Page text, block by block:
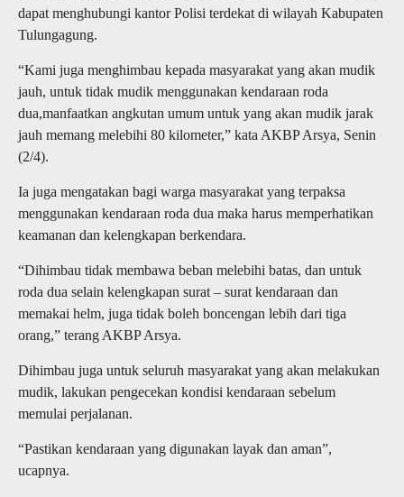
dapat menghubungi kantor Polisi terdekat di wilayah Kabupaten
Tulungagung.
“Kami juga menghimbau kepada masyarakat yang akan mudik
jauh, untuk tidak mudik menggunakan kendaraan roda
dua,manfaatkan angkutan umum untuk yang akan mudik jarak
jauh memang melebihi 80 kilometer,” kata AKBP Arsya, Senin
(2/4).
Ia juga mengatakan bagi warga masyarakat yang terpaksa
menggunakan kendaraan roda dua maka harus memperhatikan
keamanan dan kelengkapan berkendara.
“Dihimbau tidak membawa beban melebihi batas, dan untuk
roda dua selain kelengkapan surat – surat kendaraan dan
memakai helm, juga tidak boleh boncengan lebih dari tiga
orang,” terang AKBP Arsya.
Dihimbau juga untuk seluruh masyarakat yang akan melakukan
mudik, lakukan pengecekan kondisi kendaraan sebelum
memulai perjalanan.
“Pastikan kendaraan yang digunakan layak dan aman”,
ucapnya.